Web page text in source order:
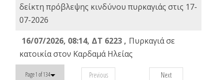
δείκτη πρόβλεψης κινδύνου πυρκαγιάς στις 17-
07-2026
16/07/2026, 08:14, ΔΤ 6223 , Πυρκαγιά σε
κατοικία στον Καρδαμά Ηλείας
Page 1 of 134 Previous Next